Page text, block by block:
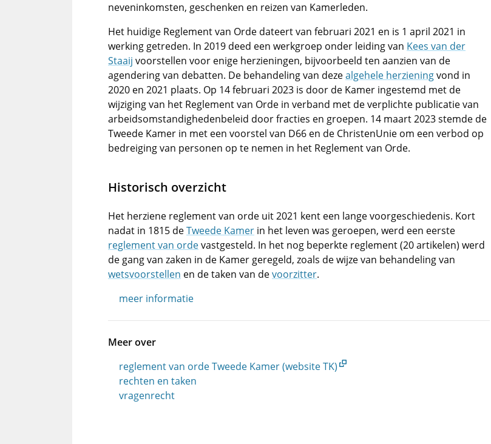
neveninkomsten, geschenken en reizen van Kamerleden.
Het huidige Reglement van Orde dateert van februari 2021 en is 1 april 2021 in
werking getreden. In 2019 deed een werkgroep onder leiding van Kees van der
Staaij voorstellen voor enige herzieningen, bijvoorbeeld ten aanzien van de
agendering van debatten. De behandeling van dezealgehele herzieningvond in
2020 en 2021 plaats. Op 14 februari 2023 is door de Kamer ingestemd met de
wijziging van het Reglement van Orde in verband met de verplichte publicatie van
arbeidsomstandighedenbeleid door fracties en groepen. 14 maart 2023 stemde de
Tweede Kamer in met een voorstel van D66 en de ChristenUnie om een verbod op
bedreiging van personen op te nemen in het Reglement van Orde.
Historisch overzicht
Het herziene reglement van orde uit 2021 kent een lange voorgeschiedenis. Kort
nadat in 1815 deTweede Kamer in het leven was geroepen, werd een eerste
reglement van ordevastgesteld. In het nog beperkte reglement (20 artikelen) werd
de gang van zaken in de Kamer geregeld, zoals de wijze van behandeling van
wetsvoorstellen en de taken van devoorzitter.
meer informatie
Meer over
reglement van orde Tweede Kamer (website TK)
rechten en taken
vragenrecht